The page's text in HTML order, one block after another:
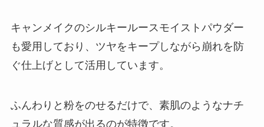
キャンメイクのシルキールースモイストパウダー
も愛用しており、ツヤをキープしながら崩れを防
ぐ仕上げとして活用しています。
ふんわりと粉をのせるだけで、素肌のようなナチ
ュラルな質感が出るのが特徴です。